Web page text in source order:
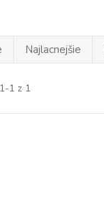
Najlacnejšie
1 z 1